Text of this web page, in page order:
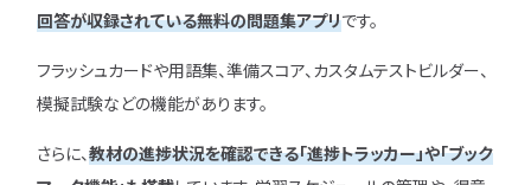
回答が収録されている無料の問題集アプリです。
フラッシュカードや用語集、準備スコア、カスタムテストビルダー、
模擬試験などの機能があります。
さらに、教材の進捗状況を確認できる「進捗トラッカー」や「ブック